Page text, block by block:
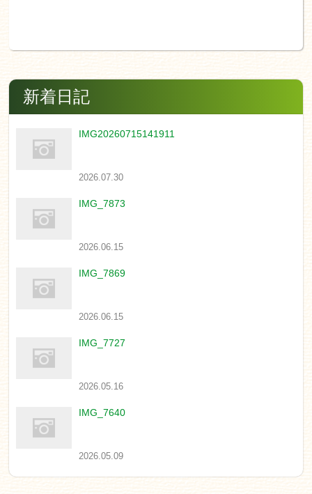
新着日記
IMG20260715141911
2026.07.30
IMG_7873
2026.06.15
IMG_7869
2026.06.15
IMG_7727
2026.05.16
IMG_7640
2026.05.09